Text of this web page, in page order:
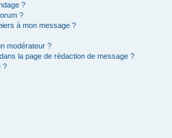
?
?
à mon message ?
modérateur ?
la page de rédaction de message ?
?